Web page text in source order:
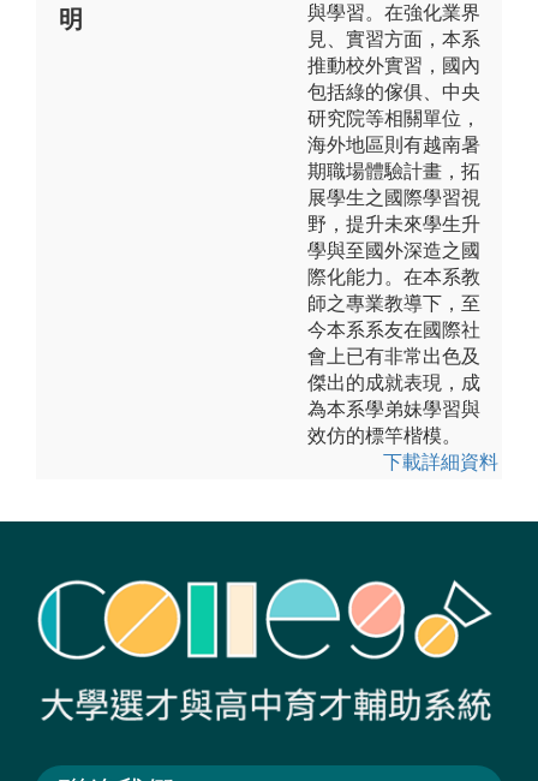
明
與學習。在強化業界
見、實習方面，本系
推動校外實習，國內
包括綠的傢俱、中央
研究院等相關單位，
海外地區則有越南暑
期職場體驗計畫，拓
展學生之國際學習視
野，提升未來學生升
學與至國外深造之國
際化能力。在本系教
師之專業教導下，至
今本系系友在國際社
會上已有非常出色及
傑出的成就表現，成
為本系學弟妹學習與
效仿的標竿楷模。
下載詳細資料